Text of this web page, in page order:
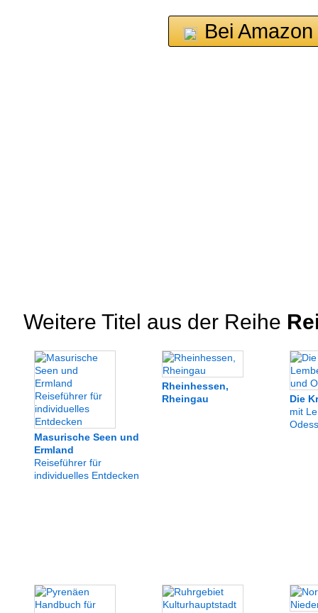
Bei
Weitere Titel aus der Reihe
Masurische Seen und
Ermland
Reiseführer für
individuelles Entdecken
Rheinhessen,
Rheingau
Die
mit